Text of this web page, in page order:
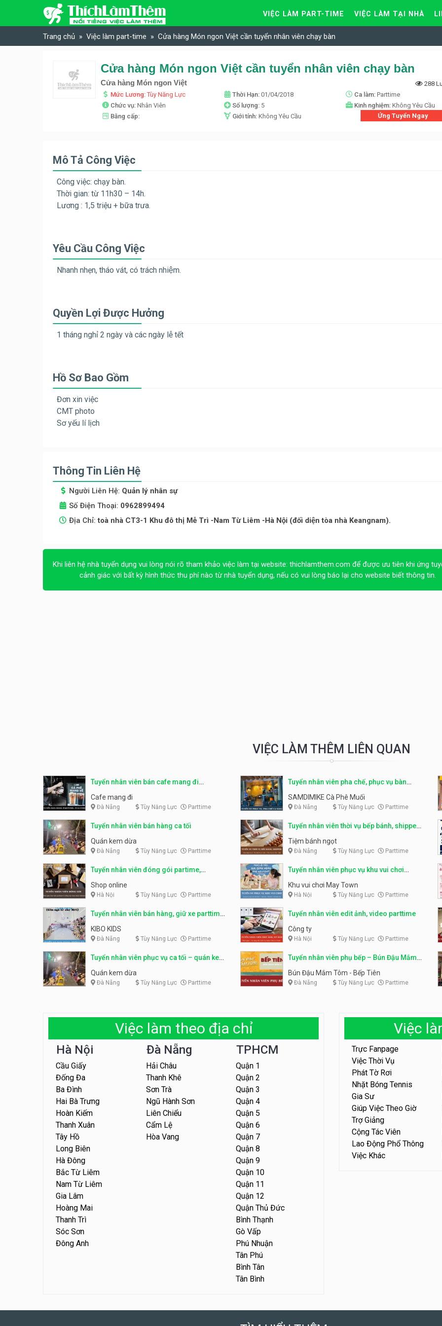
Skip to content
VIỆC LÀM PART-TIME VIỆC LÀM TẠI NHÀ
Trang chủ Việc làm part-time Cửa hàng Món ngon Việt cần tuyển nhân viên chạy bàn
Cửa hàng Món ngon Việt cần tuyển nhân viên chạy bàn
Cửa hàng Món ngon Việt
288
Mức Lương:Tùy Năng Lực Thời Hạn: 01/04/2018 Ca làm: Parttime
Chức vụ: Nhân Viên Số lượng: 5 Kinh nghiệm: Không Yêu Cầu
Bằng cấp:
Giới tính: Không Yêu Cầu Ứng Tuyển Ngay
Mô Tả Công Việc
Công việc: chạy bàn.
Thời gian: từ 11h30 – 14h.
Lương : 1,5 triệu + bữa trưa.
Yêu Cầu Công Việc
Nhanh nhẹn, tháo vát, có trách nhiệm.
Quyền Lợi Được Hưởng
1 tháng nghỉ 2 ngày và các ngày lễ tết
Hồ Sơ Bao Gồm
Đơn xin việc
CMT photo
Sơ yếu lí lịch
Thông Tin Liên Hệ
Người Liên Hệ: Quản lý nhân sự
Số Điện Thoại: 0962899494
Địa Chỉ:toà nhà CT3-1 Khu đô thị Mễ Trì -Nam Từ Liêm -Hà Nội (đối diện tòa nhà Keangnam).
Khi liên hệ nhà tuyển dụng vui lòng nói rõ tham khảo việc làm tại website: thichlamthem.com để được ưu tiên khi ứng
cảnh giác với bất kỳ hình thức thu phí nào từ nhà tuyển dụng, nếu có vui lòng báo lại cho website biết thông tin.
VIỆC LÀM THÊM LIÊN QUAN
Tuyển nhân viên bán cafe mang đi
parttime, fulltime
Cafe mang đi
Đà Nẵng Tùy Năng Lực Parttime
Tuyển nhân viên pha chế, phục vụ bàn
parttime
SAMDIMIKE Cà Phê Muối
Đà Nẵng Tùy Năng Lực Parttime
Tuyển nhân viên bán hàng ca tối
Quán kem dừa
Đà Nẵng Tùy Năng Lực Parttime
Tuyển nhân viên thời vụ bếp bánh, shipper
parttime
Tiệm bánh ngọt
Đà Nẵng Tùy Năng Lực Parttime
Tuyển nhân viên đóng gói partime,
fulltime
Shop online
Hà Nội Tùy Năng Lực Parttime
Tuyển nhân viên phục vụ khu vui chơi
parttime linh động
Khu vui chơi May Town
Hà Nội Tùy Năng Lực Parttime
Tuyển nhân viên bán hàng, giữ xe parttime
– Kibo Kid
KIBO KIDS
Đà Nẵng Tùy Năng Lực Parttime
Tuyển nhân viên edit ảnh, video parttime
Công ty
Hà Nội Tùy Năng Lực Parttime
Tuyển nhân viên phục vụ ca tối – quán kem
dừa
Quán kem dừa
Đà Nẵng Tùy Năng Lực Parttime
Tuyển nhân viên phụ bếp – Bún Đậu Mắm
Tôm – Bếp Tiên
Bún Đậu Mắm Tôm - Bếp Tiên
Đà Nẵng Tùy Năng Lực Parttime
Việc làm theo địa chỉ
Hà Nội
Cầu Giấy
Đống Đa
Ba Đình
Hai Bà Trưng
Hoàn Kiếm
Thanh Xuân
Tây Hồ
Long Biên
Hà Đông
Bắc Từ Liêm
Nam Từ Liêm
Gia Lâm
Hoàng Mai
Thanh Trì
Sóc Sơn
Đông Anh
Đà Nẵng
Hải Châu
Thanh Khê
Sơn Trà
Ngũ Hành Sơn
Liên Chiểu
Cẩm Lệ
Hòa Vang
TPHCM
Quận 1
Quận 2
Quận 3
Quận 4
Quận 5
Quận 6
Quận 7
Quận 8
Quận 9
Quận 10
Quận 11
Quận 12
Quận Thủ Đức
Bình Thạnh
Gò Vấp
Phú Nhuận
Tân Phú
Bình Tân
Tân Bình
Việc
Trực Fanpage
Việc Thời Vụ
Phát Tờ Rơi
Nhặt Bóng Tennis
Gia Sư
Giúp Việc Theo Giờ
Trợ Giảng
Cộng Tác Viên
Lao Động Phổ Thông
Việc Khác